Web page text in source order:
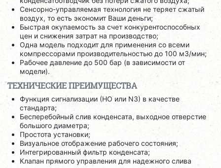
Сенсорно-управляемая технология не теряет сжатый
воздух, то есть экономит Ваши деньги;
Быстрая окупаемость за счет конкурентоспособных
цен и снижения затрат на производство;
Одна модель подходит для применения со всеми
компрессорами производительностью до 100 м3/мин;
Рабочее давление до 500 бар (в зависимости от
модели).
ТЕХНИЧЕСКИЕ ПРЕИМУЩЕСТВА
Функция сигнализации (НO или NЗ) в качестве
стандарта;
Бесперебойный слив конденсата, выходное отверстие
большого диаметра;
Простота установки;
Визуальное отображение рабочего состояния;
Интегрированный фильтр конденсата;
Клапан прямого управления для надежного слива